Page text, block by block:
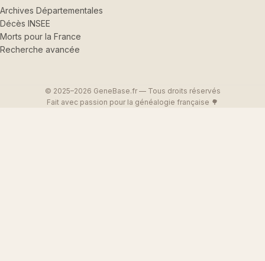
Archives Départementales
Décès INSEE
Morts pour la France
Recherche avancée
© 2025–2026 GeneBase.fr — Tous droits réservés
Fait avec passion pour la généalogie française 🌳